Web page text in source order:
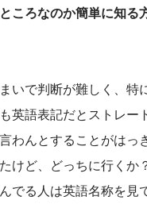
ころなのか簡単に知る
いで判断が難しく、
英語表記だとストレ
わんとすることがはっ
けど、どっちに行く
でる人は英語名称を